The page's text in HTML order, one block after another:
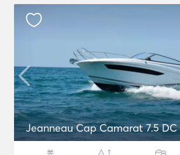
Jeanneau Cap Camarat 7.5 DC